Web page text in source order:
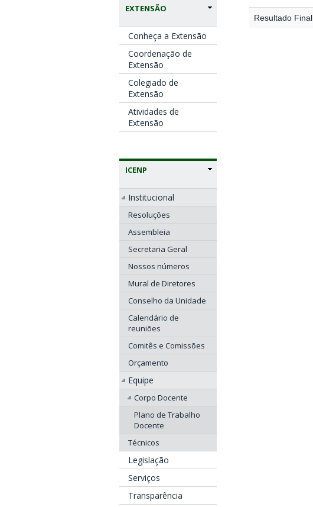
EXTENSÃO
Conheça a Extensão
Coordenação de
Extensão
Colegiado de
Extensão
Atividades de
Extensão
ICENP
Institucional
Resoluções
Assembleia
Secretaria Geral
Nossos números
Mural de Diretores
Conselho da Unidade
Calendário de
reuniões
Comitês e Comissões
Orçamento
Equipe
Corpo Docente
Plano de Trabalho
Docente
Técnicos
Legislação
Serviços
Transparência
Resultado Final